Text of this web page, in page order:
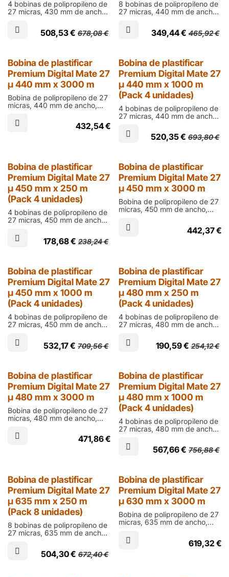
4 bobinas de polipropileno de
27 micras, 430 mm de ancho,
mm en acabado mate para
laminar documentos impresos
508,53€ 678,08€
8 bobinas de polipropileno de
27 micras, 440 mm de ancho,
mm en acabado mate para
laminar documentos impresos
349,44€ 465,92€
Bobina de plastificar
Premium Digital Mate 27
µ 440 mm x 3000 m
Bobina de polipropileno de 27
micras, 440 mm de ancho,
mm en acabado mate para
laminar documentos impresos
432,54€
25% Dto.
Bobina de plastificar
Premium Digital Mate 27
µ 440 mm x 1000 m
(Pack 4 unidades)
4 bobinas de polipropileno de
27 micras, 440 mm de ancho,
mm en acabado mate para
laminar documentos impresos
520,35€ 693,80€
25% Dto.
Bobina de plastificar
Premium Digital Mate 27
µ 450 mm x 250 m
(Pack 4 unidades)
4 bobinas de polipropileno de
27 micras, 450 mm de ancho,
mm en acabado mate para
laminar documentos impresos
178,68€ 238,24€
Bobina de plastificar
Premium Digital Mate 27
µ 450 mm x 3000 m
Bobina de polipropileno de 27
micras, 450 mm de ancho,
mm en acabado mate para
laminar documentos impresos
442,37€
25% Dto.
Bobina de plastificar
Premium Digital Mate 27
µ 450 mm x 1000 m
(Pack 4 unidades)
4 bobinas de polipropileno de
27 micras, 450 mm de ancho,
mm en acabado mate para
laminar documentos impresos
532,17€ 709,56€
25% Dto.
Bobina de plastificar
Premium Digital Mate 27
µ 480 mm x 250 m
(Pack 4 unidades)
4 bobinas de polipropileno de
27 micras, 480 mm de ancho,
mm en acabado mate para
laminar documentos impresos
190,59€ 254,12€
Bobina de plastificar
Premium Digital Mate 27
µ 480 mm x 3000 m
Bobina de polipropileno de 27
micras, 480 mm de ancho,
mm en acabado mate para
laminar documentos impresos
471,86€
25% Dto.
Bobina de plastificar
Premium Digital Mate 27
µ 480 mm x 1000 m
(Pack 4 unidades)
4 bobinas de polipropileno de
27 micras, 480 mm de ancho,
mm en acabado mate para
laminar documentos impresos
567,66€ 756,88€
25% Dto.
Bobina de plastificar
Premium Digital Mate 27
µ 635 mm x 250 m
(Pack 8 unidades)
8 bobinas de polipropileno de
27 micras, 635 mm de ancho,
mm en acabado mate para
laminar documentos impresos
504,30€ 672,40€
Bobina de plastificar
Premium Digital Mate 27
µ 630 mm x 3000 m
Bobina de polipropileno de 27
micras, 635 mm de ancho,
mm en acabado mate para
laminar documentos impresos
619,32 €